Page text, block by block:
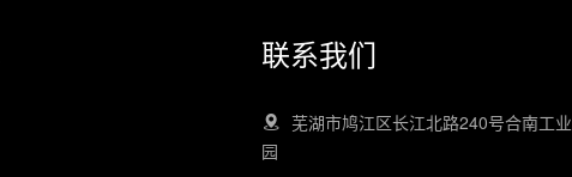
联系我们
芜湖市鸠江区长江北路240号合南工业
园